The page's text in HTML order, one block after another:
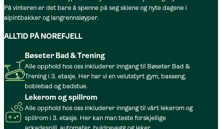
På vinteren er det bare å spenne på seg skiene og nyte dagene i
alpintbakker og langrennsløyper.
ALLTID PÅ NOREFJELL
Bøseter Bad & Trening
Alle opphold hos oss inkluderer inngang til Bøseter Bad &
Trening i 3. etasje. Her har vi en velutstyrt gym, basseng,
boblebad og badstue.
Lekerom og spillrom
Alle opphold hos oss inkluderer inngang til vårt lekerom og
spillrom i 3. etasje. Her kan man teste forskjellige